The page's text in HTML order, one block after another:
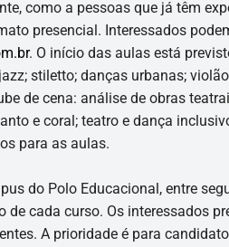
como a pessoas que já têm
presencial. Interessados
. O início das aulas está
stiletto; danças urbanas;
de cena: análise de obras
e coral; teatro e dança
para as aulas.
do Polo Educacional, entre
cada curso. Os interessados
A prioridade é para